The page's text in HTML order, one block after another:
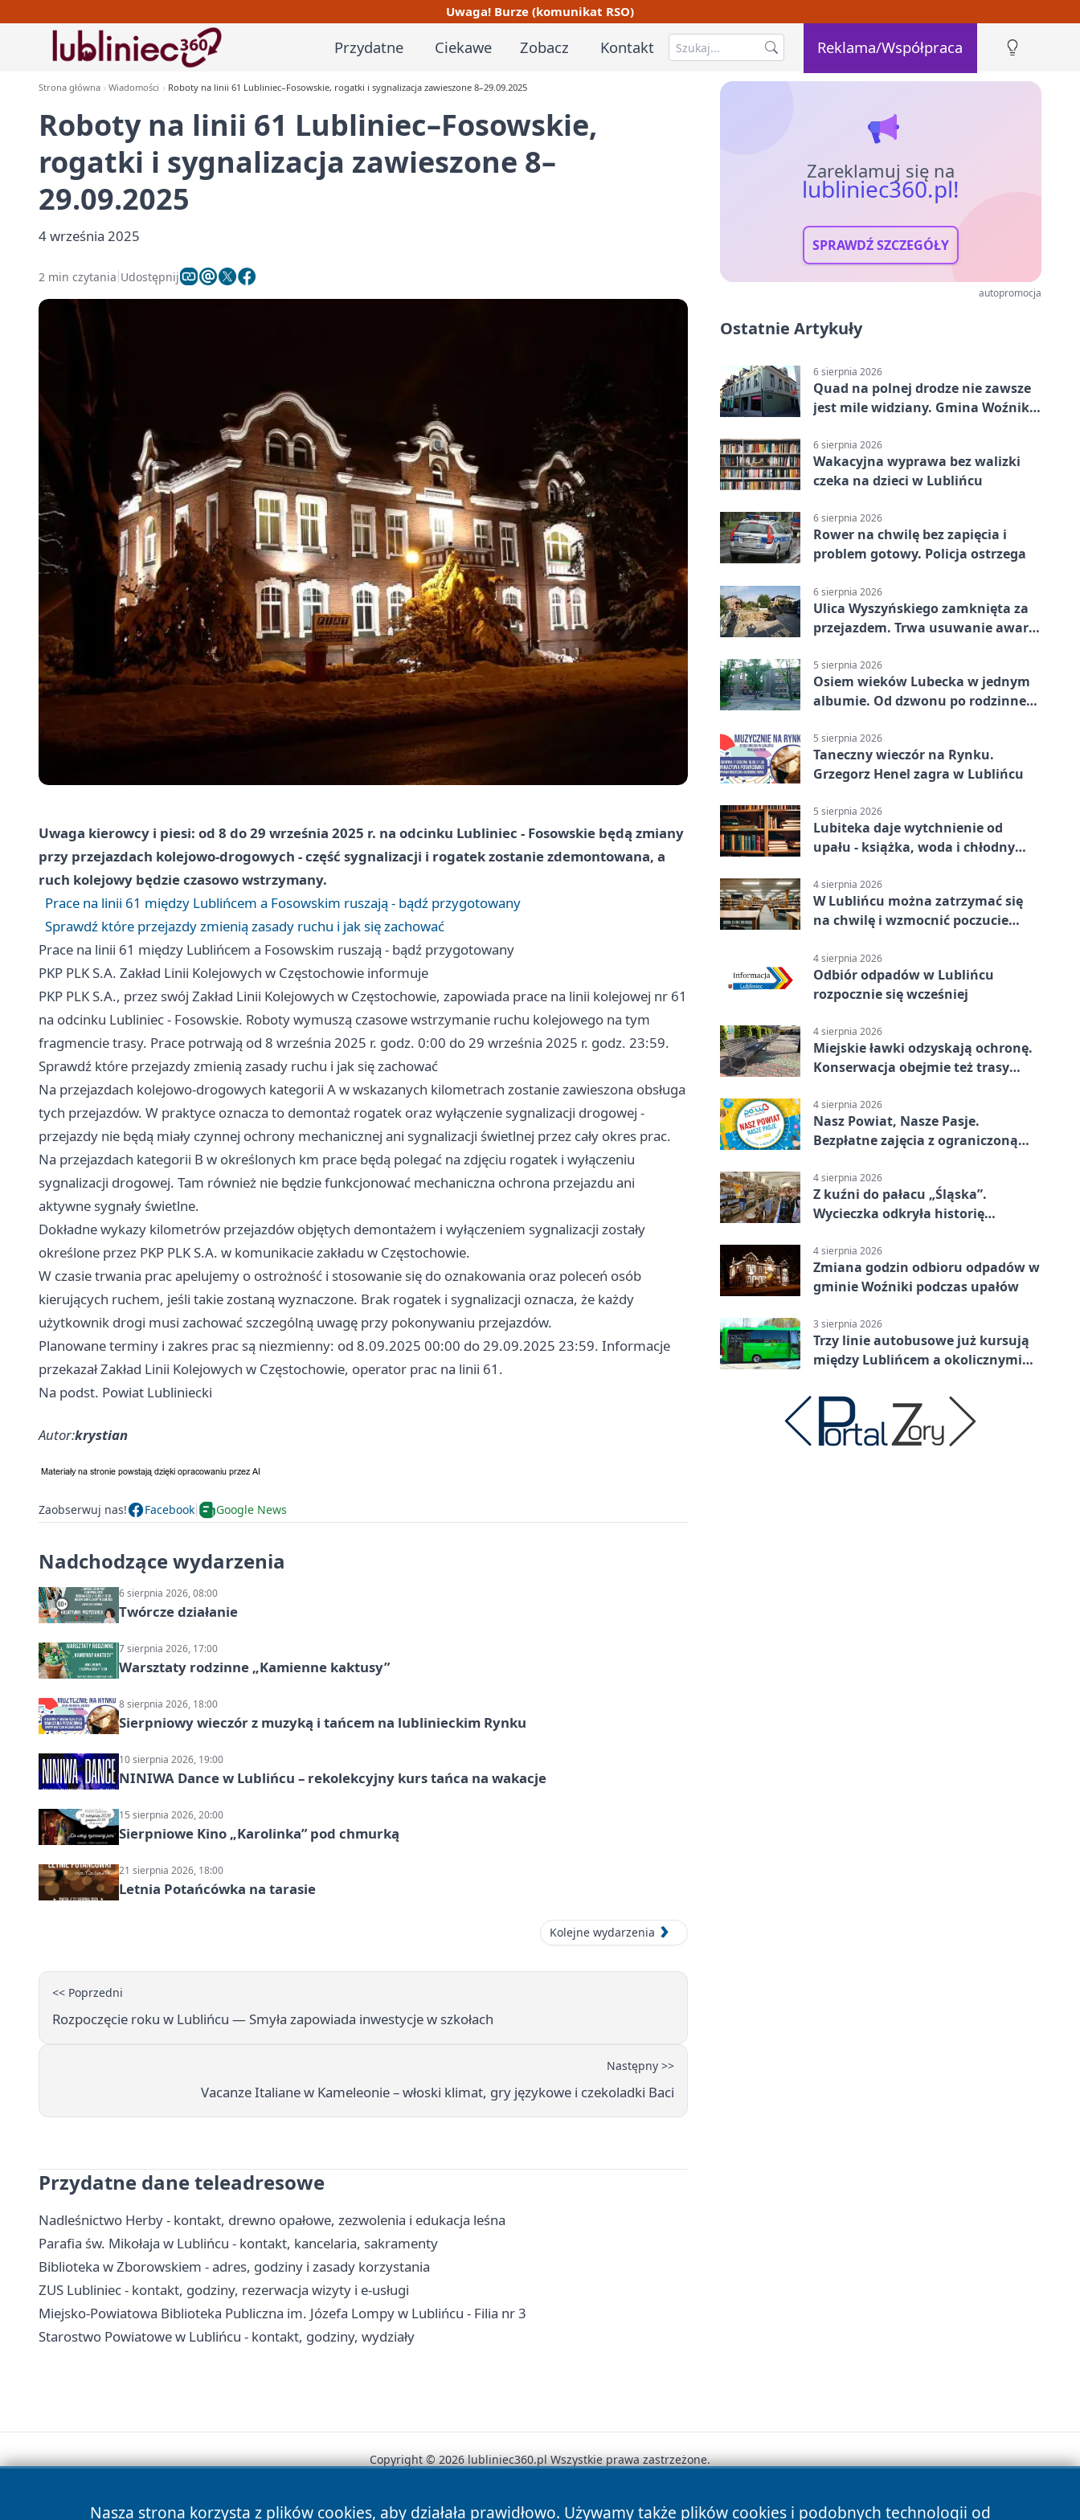
Uwaga! Burze (komunikat RSO)
Przydatne Ciekawe Zobacz Kontakt Reklama/Współpraca
Strona główna Wiadomości Roboty na linii 61 Lubliniec–Fosowskie, rogatki i sygnalizacja zawieszone 8–29.09.2025
Roboty na linii 61 Lubliniec–Fosowskie,
rogatki i sygnalizacja zawieszone 8–
29.09.2025
4 września 2025
2 min czytania Udostępnij
Uwaga kierowcy i piesi: od 8 do 29 września 2025 r. na odcinku Lubliniec - Fosowskie będą zmiany
przy przejazdach kolejowo-drogowych - część sygnalizacji i rogatek zostanie zdemontowana, a
ruch kolejowy będzie czasowo wstrzymany.
Prace na linii 61 między Lublińcem a Fosowskim ruszają - bądź przygotowany
Sprawdź które przejazdy zmienią zasady ruchu i jak się zachować
Prace na linii 61 między Lublińcem a Fosowskim ruszają - bądź przygotowany
PKP PLK S.A. Zakład Linii Kolejowych w Częstochowie informuje
PKP PLK S.A., przez swój Zakład Linii Kolejowych w Częstochowie, zapowiada prace na linii kolejowej nr 61
na odcinku Lubliniec - Fosowskie. Roboty wymuszą czasowe wstrzymanie ruchu kolejowego na tym
fragmencie trasy. Prace potrwają od 8 września 2025 r. godz. 0:00 do 29 września 2025 r. godz. 23:59.
Sprawdź które przejazdy zmienią zasady ruchu i jak się zachować
Na przejazdach kolejowo-drogowych kategorii A w wskazanych kilometrach zostanie zawieszona obsługa
tych przejazdów. W praktyce oznacza to demontaż rogatek oraz wyłączenie sygnalizacji drogowej -
przejazdy nie będą miały czynnej ochrony mechanicznej ani sygnalizacji świetlnej przez cały okres prac.
Na przejazdach kategorii B w określonych km prace będą polegać na zdjęciu rogatek i wyłączeniu
sygnalizacji drogowej. Tam również nie będzie funkcjonować mechaniczna ochrona przejazdu ani
aktywne sygnały świetlne.
Dokładne wykazy kilometrów przejazdów objętych demontażem i wyłączeniem sygnalizacji zostały
określone przez PKP PLK S.A. w komunikacie zakładu w Częstochowie.
W czasie trwania prac apelujemy o ostrożność i stosowanie się do oznakowania oraz poleceń osób
kierujących ruchem, jeśli takie zostaną wyznaczone. Brak rogatek i sygnalizacji oznacza, że każdy
użytkownik drogi musi zachować szczególną uwagę przy pokonywaniu przejazdów.
Planowane terminy i zakres prac są niezmienny: od 8.09.2025 00:00 do 29.09.2025 23:59. Informacje
przekazał Zakład Linii Kolejowych w Częstochowie, operator prac na linii 61.
Na podst. Powiat Lubliniecki
Autor:krystian
Zaobserwuj nas! Facebook Google News
Nadchodzące wydarzenia
6 sierpnia 2026, 08:00
Twórcze działanie
7 sierpnia 2026, 17:00
Warsztaty rodzinne „Kamienne kaktusy”
8 sierpnia 2026, 18:00
Sierpniowy wieczór z muzyką i tańcem na lublinieckim Rynku
10 sierpnia 2026, 19:00
NINIWA Dance w Lublińcu – rekolekcyjny kurs tańca na wakacje
15 sierpnia 2026, 20:00
Sierpniowe Kino „Karolinka” pod chmurką
21 sierpnia 2026, 18:00
Letnia Potańcówka na tarasie
Kolejne wydarzenia
<< Poprzedni
Rozpoczęcie roku w Lublińcu — Smyła zapowiada inwestycje w szkołach
Następny >>
Vacanze Italiane w Kameleonie – włoski klimat, gry językowe i czekoladki Baci
Przydatne dane teleadresowe
Nadleśnictwo Herby - kontakt, drewno opałowe, zezwolenia i edukacja leśna
Parafia św. Mikołaja w Lublińcu - kontakt, kancelaria, sakramenty
Biblioteka w Zborowskiem - adres, godziny i zasady korzystania
ZUS Lubliniec - kontakt, godziny, rezerwacja wizyty i e-usługi
Miejsko-Powiatowa Biblioteka Publiczna im. Józefa Lompy w Lublińcu - Filia nr 3
Starostwo Powiatowe w Lublińcu - kontakt, godziny, wydziały
Zareklamuj się na
lubliniec360.pl!
SPRAWDŹ SZCZEGÓŁY
autopromocja
Ostatnie Artykuły
6 sierpnia 2026
Quad na polnej drodze nie zawsze
jest mile widziany. Gmina Woźniki
6 sierpnia 2026
Wakacyjna wyprawa bez walizki
czeka na dzieci w Lublińcu
6 sierpnia 2026
Rower na chwilę bez zapięcia i
problem gotowy. Policja ostrzega
6 sierpnia 2026
Ulica Wyszyńskiego zamknięta za
przejazdem. Trwa usuwanie awarii
5 sierpnia 2026
Osiem wieków Lubecka w jednym
albumie. Od dzwonu po rodzinne
5 sierpnia 2026
Taneczny wieczór na Rynku.
Grzegorz Henel zagra w Lublińcu
5 sierpnia 2026
Lubiteka daje wytchnienie od
upału - książka, woda i chłodny
4 sierpnia 2026
W Lublińcu można zatrzymać się
na chwilę i wzmocnić poczucie
4 sierpnia 2026
Odbiór odpadów w Lublińcu
rozpocznie się wcześniej
4 sierpnia 2026
Miejskie ławki odzyskają ochronę.
Konserwacja obejmie też trasy
4 sierpnia 2026
Nasz Powiat, Nasze Pasje.
Bezpłatne zajęcia z ograniczoną
4 sierpnia 2026
Z kuźni do pałacu „Śląska”.
Wycieczka odkryła historię
4 sierpnia 2026
Zmiana godzin odbioru odpadów w
gminie Woźniki podczas upałów
3 sierpnia 2026
Trzy linie autobusowe już kursują
między Lublińcem a okolicznymi
Nasza strona korzysta z plików cookies, aby działała prawidłowo. Używamy także plików cookies i podobnych technologii od
Copyright © 2026 lubliniec360.pl Wszystkie prawa zastrzeżone.
News Autorzy Polityka Prywatności Polityka Cookies